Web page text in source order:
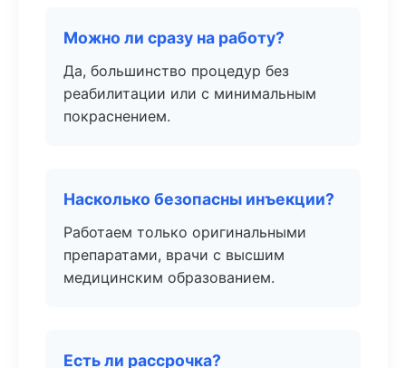
Можно ли сразу на работу?
Да, большинство процедур без
реабилитации или с минимальным
покраснением.
Насколько безопасны инъекции?
Работаем только оригинальными
препаратами, врачи с высшим
медицинским образованием.
Есть ли рассрочка?